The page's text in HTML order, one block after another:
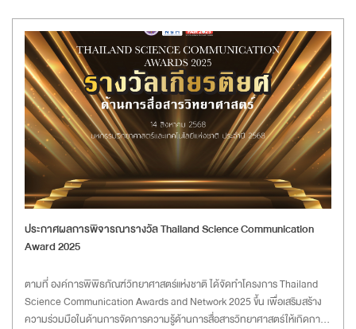
ประกาศผลการพิจารณารางวัล Thailand Science Communication
Award 2025
ตามที่ องค์การพิพิธภัณฑ์วิทยาศาสตร์แห่งชาติ ได้จัดทำโครงการ Thailand
Science Communication Awards and Network 2025 ขึ้น เพื่อเสริมสร้าง
ความร่วมมือในด้านการจัดการความรู้ด้านการสื่อสารวิทยาศาสตร์ให้เกิดการ